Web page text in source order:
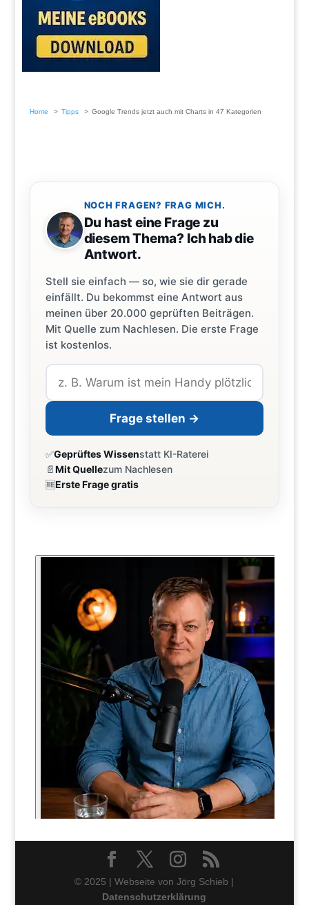
Home Tipps Google Trends jetzt auch mit Charts in 47 Kategorien
NOCH FRAGEN? FRAG MICH.
Du hast eine Frage zu
diesem Thema? Ich hab die
Antwort.
Stell sie einfach — so, wie sie dir gerade
einfällt. Du bekommst eine Antwort aus
meinen über 20.000 geprüften Beiträgen.
Mit Quelle zum Nachlesen. Die erste Frage
ist kostenlos.
Frage stellen →
✅Geprüftes Wissenstatt KI-Raterei
📄Mit Quellezum Nachlesen
🆓Erste Frage gratis
© 2025 | Webseite von Jörg Schieb |
Datenschutzerklärung